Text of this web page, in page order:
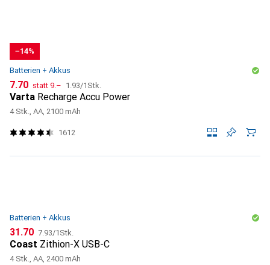
−14%
Batterien + Akkus
CHF
7.70 statt CHF
9.– CHF
1.93/1Stk.
Varta Recharge Accu Power
4 Stk., AA, 2100 mAh
1612
Batterien + Akkus
CHF
31.70 CHF
7.93/1Stk.
Coast Zithion-X USB-C
4 Stk., AA, 2400 mAh